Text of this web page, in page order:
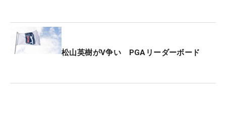
松山英樹がV争い PGAリーダーボード